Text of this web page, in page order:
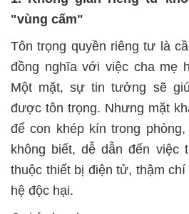
"vùng cấm"
Tôn trọng quyền riêng tư là
đồng nghĩa với việc cha mẹ
Một mặt, sự tin tưởng sẽ
được tôn trọng. Nhưng mặt
để con khép kín trong
không biết, dễ dẫn đến việc
thuộc thiết bị điện tử, thậm
hệ độc hại.